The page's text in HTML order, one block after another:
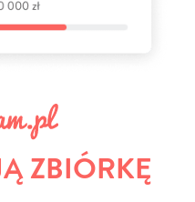
ZBIÓRKĘ